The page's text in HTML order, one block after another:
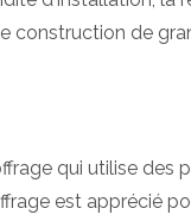
construction de
qui utilise des
est apprécié